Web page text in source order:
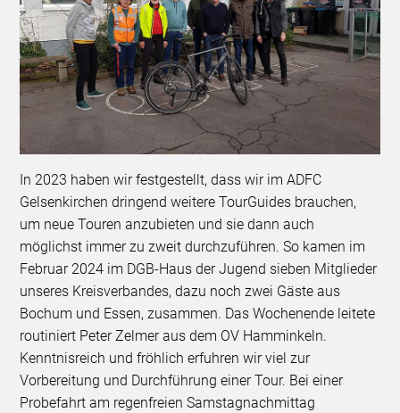
In 2023 haben wir festgestellt, dass wir im ADFC
Gelsenkirchen dringend weitere TourGuides brauchen,
um neue Touren anzubieten und sie dann auch
möglichst immer zu zweit durchzuführen. So kamen im
Februar 2024 im DGB-Haus der Jugend sieben Mitglieder
unseres Kreisverbandes, dazu noch zwei Gäste aus
Bochum und Essen, zusammen. Das Wochenende leitete
routiniert Peter Zelmer aus dem OV Hamminkeln.
Kenntnisreich und fröhlich erfuhren wir viel zur
Vorbereitung und Durchführung einer Tour. Bei einer
Probefahrt am regenfreien Samstagnachmittag